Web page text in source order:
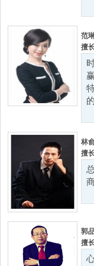
范
擅
林
擅
郭
擅